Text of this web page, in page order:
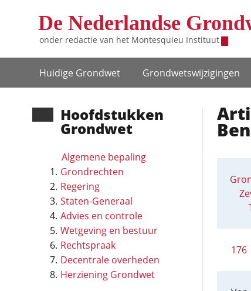
De Nederlandse
onder redactie van het Montesquieu Instituut
Hoofdnavigatie
Huidige Grondwet Grondwets­wijzigingen
Hoofd­stukken
Grondwet
Algemene bepaling
Grondrechten
Regering
Staten-Generaal
Advies en controle
Wetgeving en bestuur
Rechtspraak
Decentrale overheden
Herziening Grondwet
176